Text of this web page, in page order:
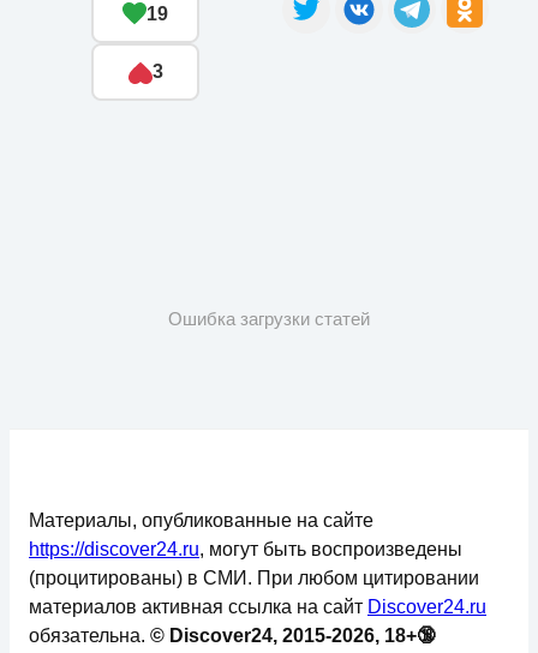
19
3
Ошибка загрузки статей
Материалы, опубликованные на сайте
https://discover24.ru, могут быть воспроизведены
(процитированы) в СМИ. При любом цитировании
материалов активная ссылка на сайт Discover24.ru
обязательна. © Discover24, 2015-2026, 18+🔞